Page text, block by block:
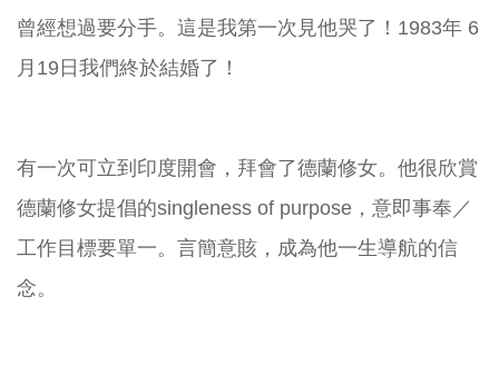
曾經想過要分手。這是我第一次見他哭了！1983年 6
月19日我們終於結婚了！
有一次可立到印度開會，拜會了德蘭修女。他很欣賞
德蘭修女提倡的singleness of purpose，意即事奉／
工作目標要單一。言簡意賅，成為他一生導航的信
念。